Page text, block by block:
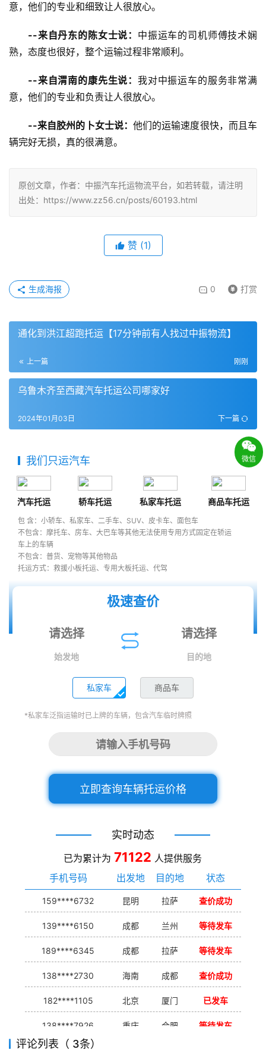
意，他们的专业和细致让人很放心。
--来自丹东的陈女士说： 中振运车的司机师傅技术娴
熟，态度也很好，整个运输过程非常顺利。
--来自渭南的康先生说： 我对中振运车的服务非常满
意，他们的专业和负责让人很放心。
--来自胶州的卜女士说： 他们的运输速度很快，而且车
辆完好无损，真的很满意。
原创文章，作者：中振汽车托运物流平台，如若转载，请注明
出处：https://www.zz56.cn/posts/60193.html
赞 (1)
0 打赏
生成海报
通化到洪江超跑托运【17分钟前有人找过中振物流】
上一篇 刚刚
乌鲁木齐至西藏汽车托运公司哪家好
下一篇
2024年01月03日
我们只运汽车
汽车托运 轿车托运 私家车托运 商品车托运
包 含：小轿车、私家车、二手车、SUV、皮卡车、面包车
不包含：摩托车、房车、大巴车等其他无法使用专用方式固定在轿运
车上的车辆
不包含：普货、宠物等其他物品
托运方式：救援小板托运、专用大板托运、代驾
极速查价
始发地 目的地
私家车 商品车
*私家车泛指运输时已上牌的车辆，包含汽车临时牌照
立即查询车辆托运价格
实时动态
已为累计为 71122 人提供服务
手机号码
出发地 目的地 状态
159****6732 昆明 拉萨 查价成功
139****6150 成都 兰州 等待发车
189****6345 成都 拉萨 等待发车
138****2730 海南 成都 查价成功
182****1105 北京 厦门 已发车
138****7926 重庆 合肥 等待发车
139****9233
评论列表（ 3条）
微信